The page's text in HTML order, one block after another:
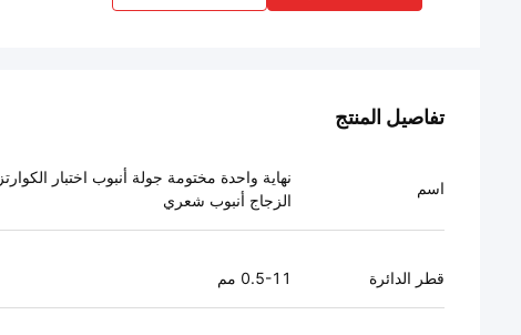
تفاصيل المنتج
اسم
نهاية واحدة مختومة جولة أنبوب اختبار الكوارتز
الزجاج أنبوب شعري
قطر الدائرة 0.5-11 مم